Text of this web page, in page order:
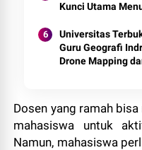
Kunci Utama
Universitas
Guru Geografi
Drone Mapping
Dosen yang ramah
mahasiswa untuk
Namun, mahasiswa